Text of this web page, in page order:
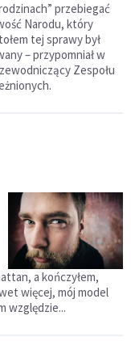
przebiegać
Narodu, który
tej sprawy był
– przypomniał w
Zespołu
a kończyłem,
więcej, mój model
względzie...